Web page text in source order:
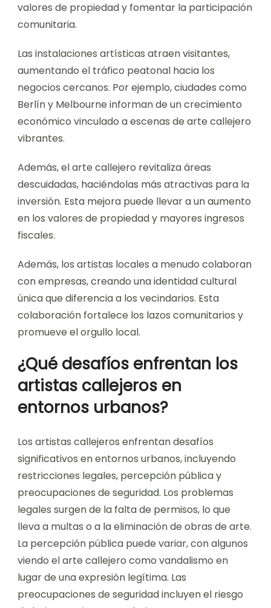
valores de propiedad y fomentar la participación
comunitaria.
Las instalaciones artísticas atraen visitantes,
aumentando el tráfico peatonal hacia los
negocios cercanos. Por ejemplo, ciudades como
Berlín y Melbourne informan de un crecimiento
económico vinculado a escenas de arte callejero
vibrantes.
Además, el arte callejero revitaliza áreas
descuidadas, haciéndolas más atractivas para la
inversión. Esta mejora puede llevar a un aumento
en los valores de propiedad y mayores ingresos
fiscales.
Además, los artistas locales a menudo colaboran
con empresas, creando una identidad cultural
única que diferencia a los vecindarios. Esta
colaboración fortalece los lazos comunitarios y
promueve el orgullo local.
¿Qué desafíos enfrentan los
artistas callejeros en
entornos urbanos?
Los artistas callejeros enfrentan desafíos
significativos en entornos urbanos, incluyendo
restricciones legales, percepción pública y
preocupaciones de seguridad. Los problemas
legales surgen de la falta de permisos, lo que
lleva a multas o a la eliminación de obras de arte.
La percepción pública puede variar, con algunos
viendo el arte callejero como vandalismo en
lugar de una expresión legítima. Las
preocupaciones de seguridad incluyen el riesgo